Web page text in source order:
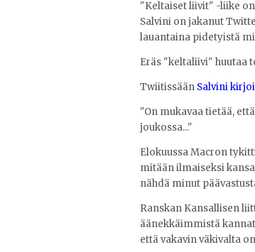
"Keltaiset liivit" -liike on
Salvini on jakanut
lauantaina pidetyistä
Eräs "keltaliivi" huutaa
Twiitissään Salvini
"On mukavaa tietää,
joukossa..."
Elokuussa Macron
mitään ilmaiseksi
nähdä minut
Ranskan Kansallisen
äänekkäimmistä
että vakavin väkivalta